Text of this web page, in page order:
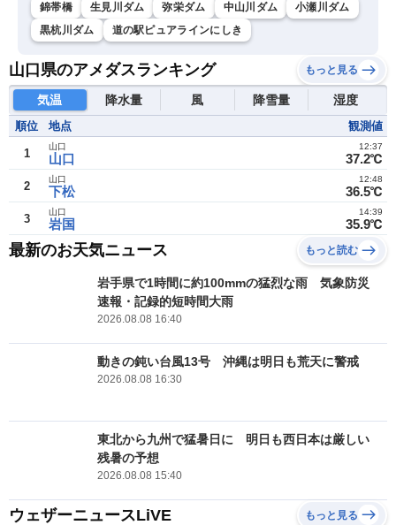
錦帯橋 生見川ダム 弥栄ダム 中山川ダム
小瀬川ダム
黒杭川ダム
道の駅ピュアラインにしき
山口県のアメダスランキング もっと見る
気温 降水量 風 降雪量 湿度
順位 地点 観測値
1 山口
山口
37.2℃
12:37
2 下松
山口
36.5℃
12:48
3 岩国
山口
35.9℃
14:39
最新のお天気ニュース もっと読む
岩手県で1時間に約100mmの猛烈な雨 気象防災
速報・記録的短時間大雨
2026.08.08 16:40
動きの鈍い台風13号 沖縄は明日も荒天に警戒
2026.08.08 16:30
東北から九州で猛暑日に 明日も西日本は厳しい
残暑の予想
2026.08.08 15:40
ウェザーニュースLiVE もっと見る